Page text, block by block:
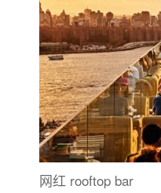
网红 rooftop bar